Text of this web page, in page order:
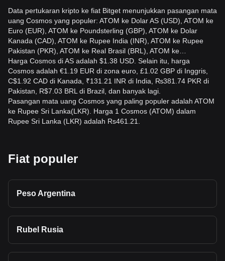
Data pertukaran kripto ke fiat Bitget menunjukkan pasangan mata
uang Cosmos yang populer: ATOM ke Dolar AS (USD), ATOM ke
Euro (EUR), ATOM ke Poundsterling (GBP), ATOM ke Dolar
Kanada (CAD), ATOM ke Rupee India (INR), ATOM ke Rupee
Pakistan (PKR), ATOM ke Real Brasil (BRL), ATOM ke…
Harga Cosmos di AS adalah $1.38 USD. Selain itu, harga
Cosmos adalah €1.19 EUR di zona euro, £1.02 GBP di Inggris,
C$1.92 CAD di Kanada, ₹131.21 INR di India, ₨381.74 PKR di
Pakistan, R$7.03 BRL di Brazil, dan banyak lagi.
Pasangan mata uang Cosmos yang paling populer adalah ATOM
ke Rupee Sri Lanka(LKR). Harga 1 Cosmos (ATOM) dalam
Rupee Sri Lanka (LKR) adalah Rs461.21.
Fiat populer
Peso Argentina
Rubel Rusia